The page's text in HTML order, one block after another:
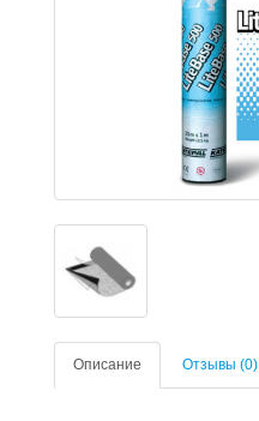
Описание Отзывы (0)